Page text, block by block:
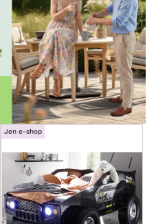
Jen e-shop